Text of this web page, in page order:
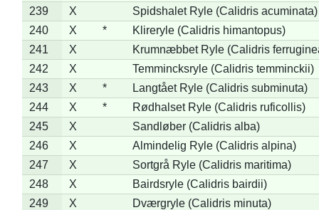
239
X
Spidshalet Ryle (Calidris acuminata)
240
X *
Klireryle (Calidris himantopus)
241
X
Krumnæbbet Ryle (Calidris
242
X
Temmincksryle (Calidris temminckii)
243
X *
Langtået Ryle (Calidris subminuta)
244
X *
Rødhalset Ryle (Calidris ruficollis)
245
X
Sandløber (Calidris alba)
246
X
Almindelig Ryle (Calidris alpina)
247
X
Sortgrå Ryle (Calidris maritima)
248
X
Bairdsryle (Calidris bairdii)
249
X
Dværgryle (Calidris minuta)